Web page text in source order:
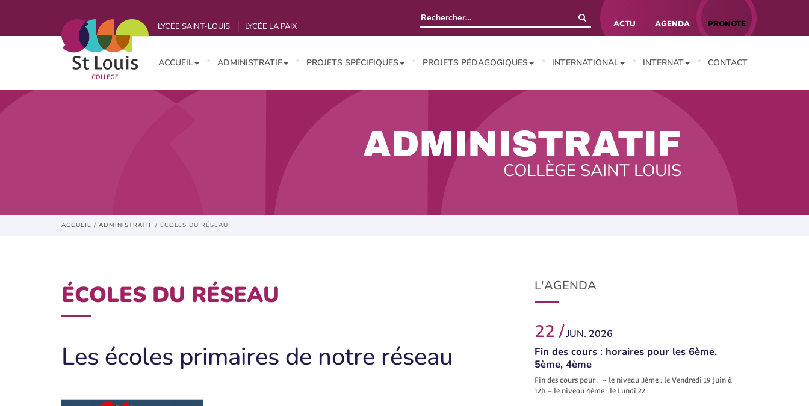
LYCÉE SAINT-LOUIS LYCÉE LA PAIX
Rechercher :
PRONOTE
AGENDA
ACTU
ACCUEIL ADMINISTRATIF PROJETS SPÉCIFIQUES PROJETS PÉDAGOGIQUES INTERNATIONAL INTERNAT CONTACT
ADMINISTRATIF
COLLÈGE SAINT LOUIS
ACCUEIL / ADMINISTRATIF / ÉCOLES DU RÉSEAU
ÉCOLES DU RÉSEAU
Les écoles primaires de notre réseau
L'AGENDA
22 /JUN. 2026
Fin des cours : horaires pour les 6ème,
5ème, 4ème
Fin des cours pour : – le niveau 3ème : le Vendredi 19 Juin à
12h – le niveau 4ème : le Lundi 22…